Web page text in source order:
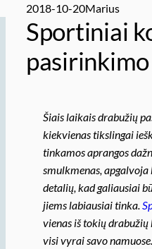
2018-10-20Marius
Sportiniai
Šiais laikais drabužių
kiekvienas tikslingai
tinkamos aprangos
smulkmenas,
detalių, kad galiausiai
jiems labiausiai tinka.
vienas iš tokių
visi vyrai savo